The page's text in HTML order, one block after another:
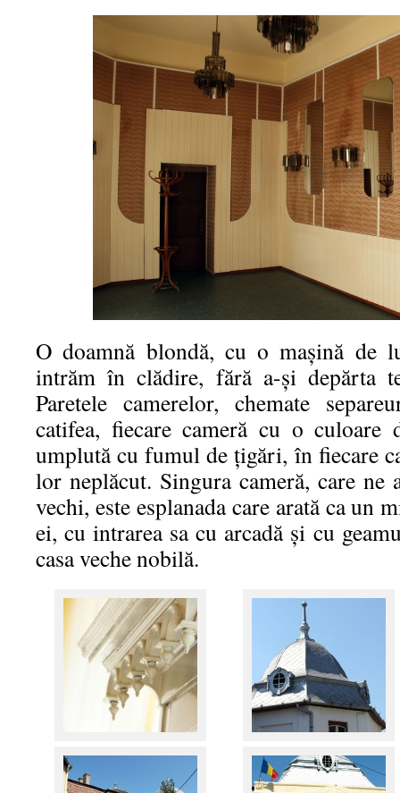
O doamnă blondă, cu o maşină de
intrăm în clădire, fără a-și depărta
Paretele camerelor, chemate
catifea, fiecare cameră cu o culoare
umplută cu fumul de țigări, în fiecare
lor neplăcut. Singura cameră, care ne
vechi, este esplanada care arată ca un
ei, cu intrarea sa cu arcadă şi cu
casa veche nobilă.